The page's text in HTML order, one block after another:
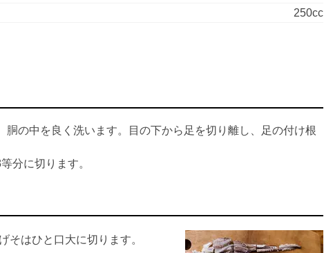
250cc
胴の中を良く洗います。目の下から足を切り離し、足の付け根
分に切ります。
そはひと口大に切ります。